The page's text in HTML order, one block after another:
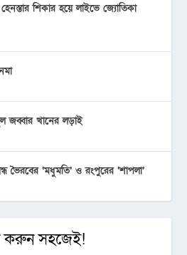
শিকার হয়ে লাইভে জ্যোতিকা
জব্বার খানের লড়াই
ভৈরবের ‘মধুমতি’ ও রংপুরের ‘শাপলা’
করুন সহজেই!